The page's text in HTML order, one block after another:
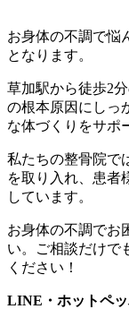
お身体の不調で悩
となります。
草加駅から徒歩2
の根本原因にしっ
な体づくりをサポ
私たちの整骨院で
を取り入れ、患者
しています。
お身体の不調でお
い。ご相談だけで
ください！
LINE・ホットペ